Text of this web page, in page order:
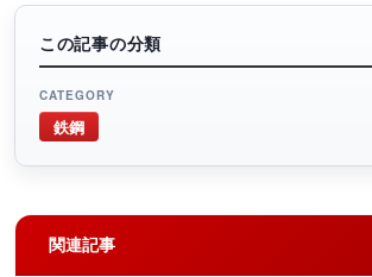
この記事の分類
CATEGORY
鉄鋼
関連記事